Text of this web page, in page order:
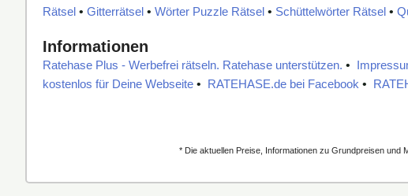
Rätsel • Gitterrätsel • Wörter Puzzle Rätsel • Schüttelwörter Rätsel •
Informationen
Ratehase Plus - Werbefrei rätseln. Ratehase unterstützen. •
kostenlos für Deine Webseite • RATEHASE.de bei Facebook •
* Die aktuellen Preise, Informationen zu Grundpreisen und